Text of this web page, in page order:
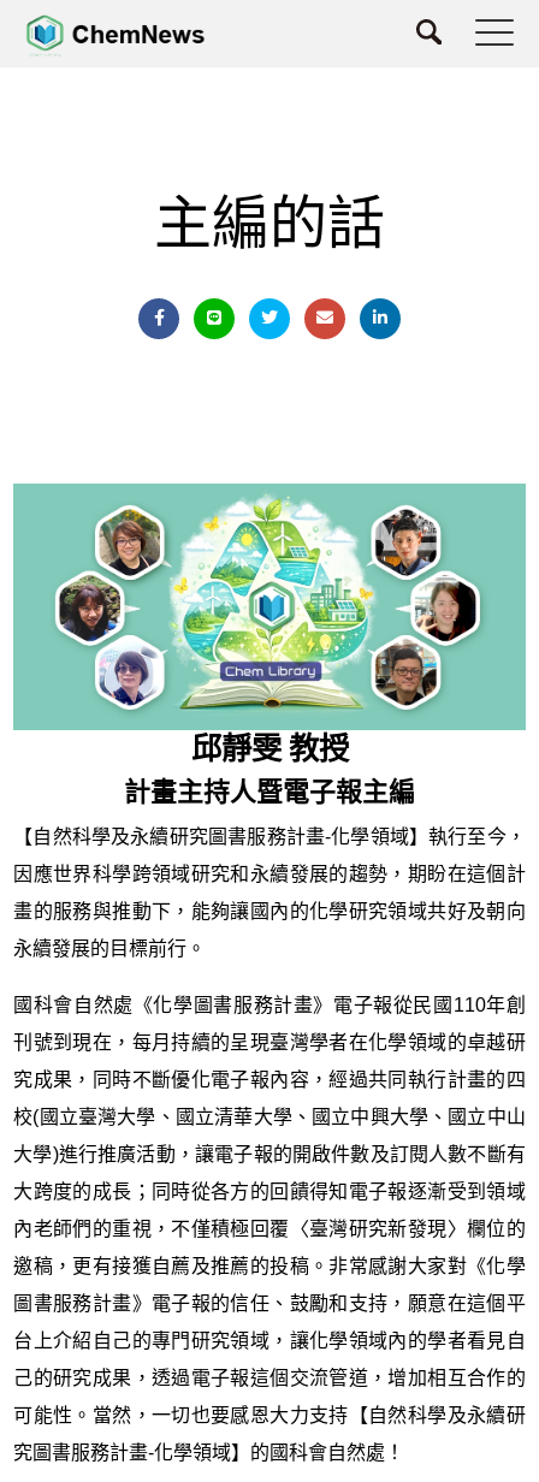
主編的話
邱靜雯 教授
計畫主持人暨電子報主編
【自然科學及永續研究圖書服務計畫-化學領域】執行至今，
因應世界科學跨領域研究和永續發展的趨勢，期盼在這個計
畫的服務與推動下，能夠讓國內的化學研究領域共好及朝向
永續發展的目標前行。
國科會自然處《化學圖書服務計畫》電子報從民國110年創
刊號到現在，每月持續的呈現臺灣學者在化學領域的卓越研
究成果，同時不斷優化電子報內容，經過共同執行計畫的四
校(國立臺灣大學、國立清華大學、國立中興大學、國立中山
大學)進行推廣活動，讓電子報的開啟件數及訂閱人數不斷有
大跨度的成長；同時從各方的回饋得知電子報逐漸受到領域
內老師們的重視，不僅積極回覆〈臺灣研究新發現〉欄位的
邀稿，更有接獲自薦及推薦的投稿。非常感謝大家對《化學
圖書服務計畫》電子報的信任、鼓勵和支持，願意在這個平
台上介紹自己的專門研究領域，讓化學領域內的學者看見自
己的研究成果，透過電子報這個交流管道，增加相互合作的
可能性。當然，一切也要感恩大力支持【自然科學及永續研
究圖書服務計畫-化學領域】的國科會自然處！